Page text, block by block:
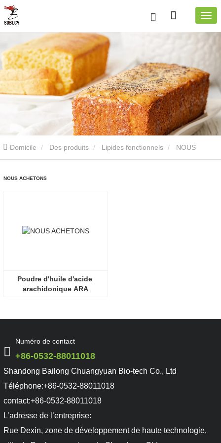
Domicile Des produits Lipides fonctionnels
NOUS ACHETONS
Poudre d'huile d'acide
arachidonique ARA
Numéro de contact
+86-0532-88011018
Shandong Bailong Chuangyuan Bio-tech Co., Ltd
Téléphone:+86-0532-88011018
contact:+86-0532-88011018
L’adresse de l’entreprise:
Rue Dexin, zone de développement de haute technologie,